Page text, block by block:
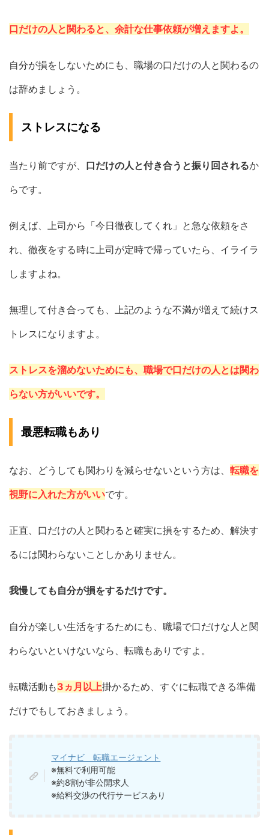
口だけの人と関わると、余計な仕事依頼が増えますよ。
自分が損をしないためにも、職場の口だけの人と関わるの
は辞めましょう。
ストレスになる
当たり前ですが、 口だけの人と付き合うと振り回されるか
らです。
例えば、上司から「今日徹夜してくれ」と急な依頼をさ
れ、徹夜をする時に上司が定時で帰っていたら、イライラ
しますよね。
無理して付き合っても、上記のような不満が増えて続けス
トレスになりますよ。
ストレスを溜めないためにも、職場で口だけの人とは関わ
らない方がいいです。
最悪転職もあり
なお、どうしても関わりを減らせないという方は、 転職を
視野に入れた方がいいです。
正直、口だけの人と関わると確実に損をするため、解決す
るには関わらないことしかありません。
我慢しても自分が損をするだけです。
自分が楽しい生活をするためにも、職場で口だけな人と関
わらないといけないなら、転職もありですよ。
転職活動も3ヵ月以上掛かるため、すぐに転職できる準備
だけでもしておきましょう。
マイナビ 転職エージェント
※無料で利用可能
※約8割が非公開求人
※給料交渉の代行サービスあり